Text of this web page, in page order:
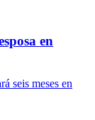
en
seis meses en